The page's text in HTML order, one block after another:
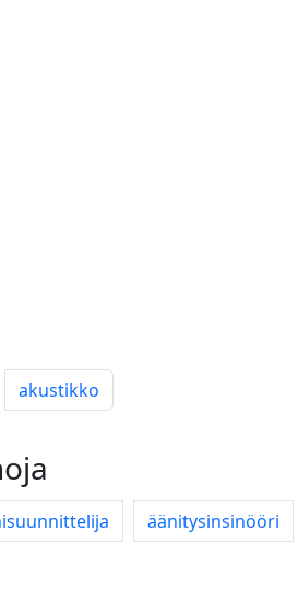
akustikko
äänitysinsinööri